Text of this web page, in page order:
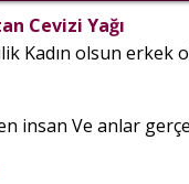
Cevizi Yağı
Kadın olsun
insan Ve anlar